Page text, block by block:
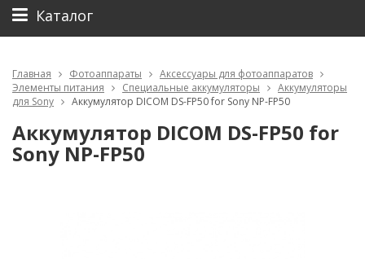
Каталог
Главная Фотоаппараты
Аксессуары для фотоаппаратов
Элементы питания
Специальные аккумуляторы
Аккумуляторы
для Sony
Аккумулятор DICOM DS-FP50 for Sony NP-FP50
Аккумулятор DICOM DS-FP50 for
Sony NP-FP50